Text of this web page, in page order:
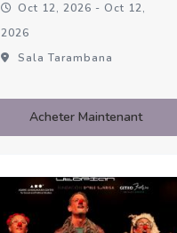
Oct 12, 2026 - Oct 12,
2026
Sala Tarambana
Acheter Maintenant